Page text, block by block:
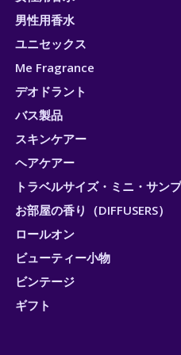
男性用香水
ユニセックス
Me Fragrance
デオドラント
バス製品
スキンケアー
ヘアケアー
トラベルサイズ・ミニ・サン
お部屋の香り（DIFFUSERS）
ロールオン
ビューティー小物
ビンテージ
ギフト